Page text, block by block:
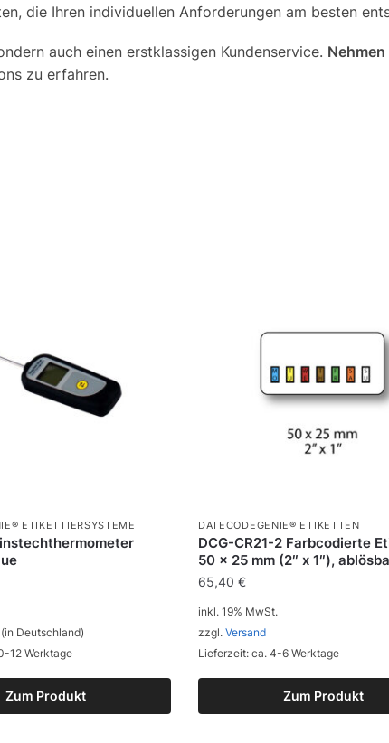
die Ihren individuellen Anforderungen am besten
auch einen erstklassigen Kundenservice.
zu erfahren.
ETIKETTIERSYSTEME
Zum Produkt
Deutschland)
12 Werktage
DATECODEGENIE® ETIKETTEN
DCG-CR21-2 Farbcodierte
50 x 25 mm (2″ x 1″),
65,40 €
Zum Produkt
inkl. 19% MwSt.
zzgl. Versand
Lieferzeit: ca. 4-6 Werktage